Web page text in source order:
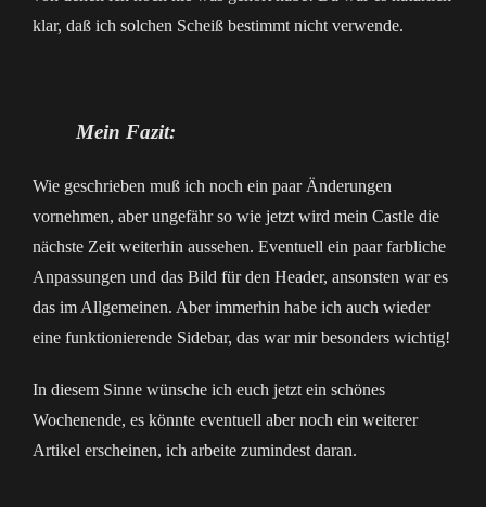
klar, daß ich solchen Scheiß bestimmt nicht verwende.
Mein Fazit:
Wie geschrieben muß ich noch ein paar Änderungen
vornehmen, aber ungefähr so wie jetzt wird mein Castle die
nächste Zeit weiterhin aussehen. Eventuell ein paar farbliche
Anpassungen und das Bild für den Header, ansonsten war es
das im Allgemeinen. Aber immerhin habe ich auch wieder
eine funktionierende Sidebar, das war mir besonders wichtig!
In diesem Sinne wünsche ich euch jetzt ein schönes
Wochenende, es könnte eventuell aber noch ein weiterer
Artikel erscheinen, ich arbeite zumindest daran.